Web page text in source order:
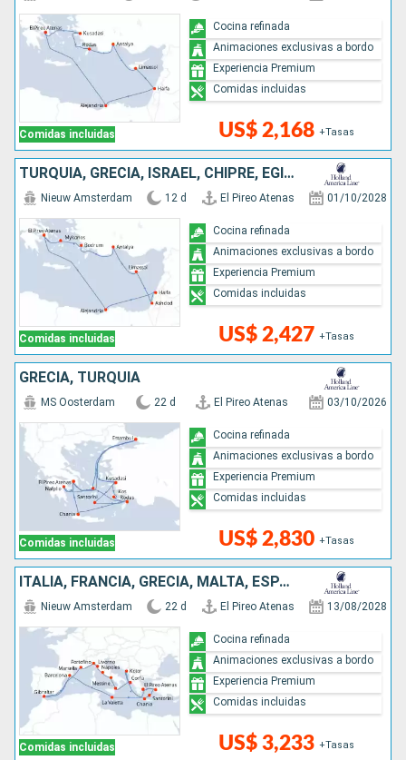
Comidas incluidas US$ 2,168 +Tasas
Cocina refinada
Animaciones exclusivas a bordo
Experiencia Premium
Comidas incluidas
TURQUÍA, GRECIA, ISRAEL, CHIPRE, EGIPTO
Comidas incluidas
Nieuw Amsterdam 12 d El Pireo Atenas 01/10/2028
US$ 2,427 +Tasas
Cocina refinada
Animaciones exclusivas a bordo
Experiencia Premium
Comidas incluidas
GRECIA, TURQUÍA
Comidas incluidas
MS Oosterdam 22 d El Pireo Atenas 03/10/2026
US$ 2,830 +Tasas
Cocina refinada
Animaciones exclusivas a bordo
Experiencia Premium
Comidas incluidas
ITALIA, FRANCIA, GRECIA, MALTA, ESPAÑA, TURQUÍA, MONTENEGRO
Comidas incluidas
Nieuw Amsterdam 22 d El Pireo Atenas 13/08/2028
US$ 3,233 +Tasas
Cocina refinada
Animaciones exclusivas a bordo
Experiencia Premium
Comidas incluidas